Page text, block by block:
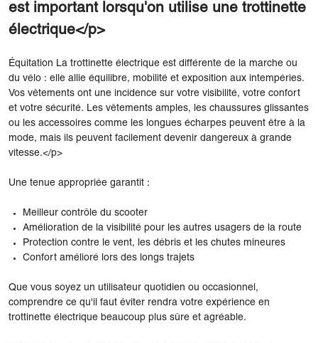
est important lorsqu'on utilise une trottinette
électrique</p>
Équitation La trottinette électrique est différente de la marche ou
du vélo : elle allie équilibre, mobilité et exposition aux intempéries.
Vos vêtements ont une incidence sur votre visibilité, votre confort
et votre sécurité. Les vêtements amples, les chaussures glissantes
ou les accessoires comme les longues écharpes peuvent être à la
mode, mais ils peuvent facilement devenir dangereux à grande
vitesse.</p>
Une tenue appropriée garantit :
Meilleur contrôle du scooter
Amélioration de la visibilité pour les autres usagers de la route
Protection contre le vent, les débris et les chutes mineures
Confort amélioré lors des longs trajets
Que vous soyez un utilisateur quotidien ou occasionnel,
comprendre ce qu'il faut éviter rendra votre expérience en
trottinette électrique beaucoup plus sûre et agréable.